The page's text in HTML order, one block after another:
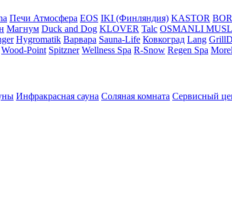
Печи Атмосфера EOS IKI (Финляндия) KASTOR
Магнум Duck and Dog KLOVER Talc OSMANLI
Hygromatik Варвара Sauna-Life Ковкоград Lang GrillD
Wood-Point Spitzner Wellness Spa R-Snow Regen Spa
Инфракрасная сауна Соляная комната Сервисный